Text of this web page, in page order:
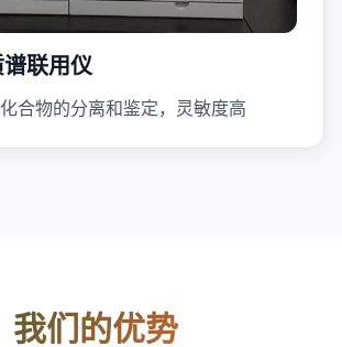
联用仪
合物的分离和鉴定，灵敏度高
我们的优势